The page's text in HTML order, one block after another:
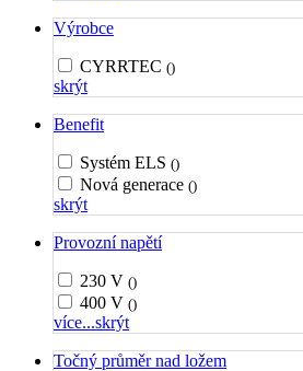
Výrobce
CYRRTEC ()
skrýt
Benefit
Systém ELS ()
Nová generace ()
skrýt
Provozní napětí
230 V ()
400 V ()
více...skrýt
Točný průměr nad ložem